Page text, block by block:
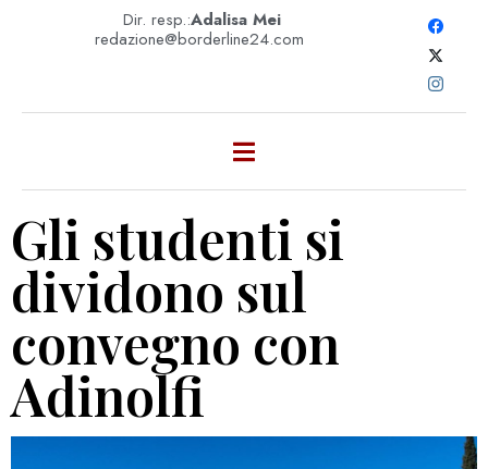
Dir. resp.:Adalisa Mei
redazione@borderline24.com
Gli studenti si
dividono sul
convegno con
Adinolfi